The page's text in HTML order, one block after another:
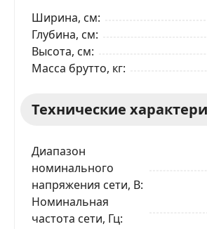
Ширина, см
Глубина, см
Высота, см
Масса брутто, кг
Технические
Диапазон
номинального
напряжения сети, В
Номинальная
частота сети, Гц